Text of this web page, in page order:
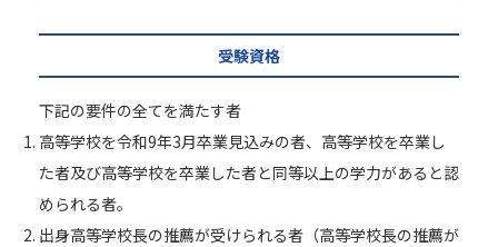
受験資格
下記の要件の全てを満たす者
高等学校を令和9年3月卒業見込みの者、高等学校を卒業し
た者及び高等学校を卒業した者と同等以上の学力があると認
められる者。
出身高等学校長の推薦が受けられる者（高等学校長の推薦が